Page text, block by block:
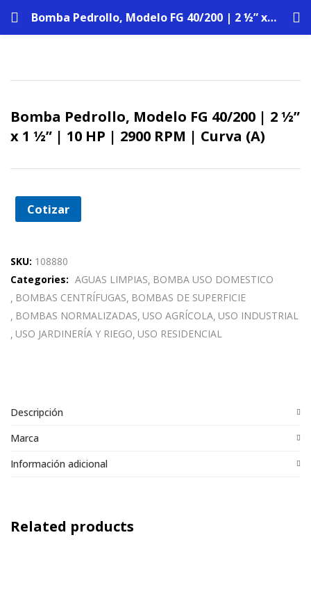
Bomba Pedrollo, Modelo FG 40/200 | 2 ½” x 1 ½” | 10 HP | 2900 RPM | Curva (A)
Bomba Pedrollo, Modelo FG 40/200 | 2 ½”
x 1 ½” | 10 HP | 2900 RPM | Curva (A)
Cotizar
SKU: 108880
Categories: AGUAS LIMPIAS BOMBA USO DOMESTICO
BOMBAS CENTRÍFUGAS BOMBAS DE SUPERFICIE
BOMBAS NORMALIZADAS USO AGRÍCOLA USO INDUSTRIAL
USO JARDINERÍA Y RIEGO USO RESIDENCIAL
Descripción
Marca
Información adicional
Related products